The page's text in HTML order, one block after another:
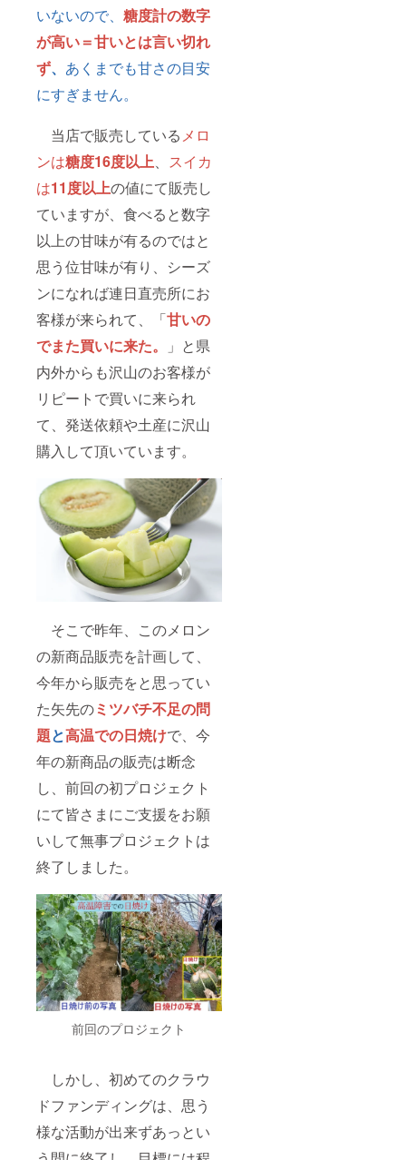
いないので、 糖度計の数字
が高い＝甘いとは言い切れ
ず、 あくまでも甘さの目安
にすぎません。
当店で販売しているメロ
ンは糖度16度以上、 スイカ
は11度以上の値にて販売し
ていますが、食べると数字
以上の甘味が有るのではと
思う位甘味が有り、シーズ
ンになれば連日直売所にお
客様が来られて、「甘いの
でまた買いに来た。
」と県
内外からも沢山のお客様が
リピートで買いに来られ
て、発送依頼や土産に沢山
購入して頂いています。
そこで昨年、このメロン
の新商品販売を計画して、
今年から販売をと思ってい
た矢先のミツバチ不足の問
題と高温での日焼けで、今
年の新商品の販売は断念
し、前回の初プロジェクト
にて皆さまにご支援をお願
いして無事プロジェクトは
終了しました。
前回のプロジェクト
しかし、初めてのクラウ
ドファンディングは、思う
様な活動が出来ずあっとい